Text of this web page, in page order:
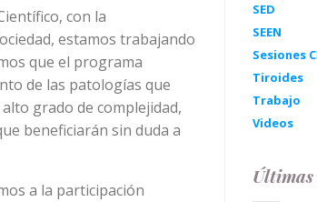
con la
estamos trabajando
que el programa
de las patologías que
grado de complejidad,
beneficiarán sin duda a
a la participación
SED
SEEN
Sesiones
Tiroides
Trabajo
Videos